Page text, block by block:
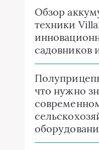
Обзор
техники
садовников
что нужно